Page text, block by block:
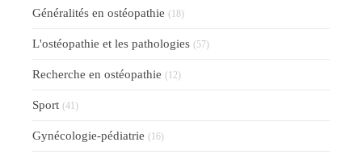
Généralités en ostéopathie (18)
L'ostéopathie et les pathologies (57)
Recherche en ostéopathie (12)
Sport (41)
Gynécologie-pédiatrie (16)